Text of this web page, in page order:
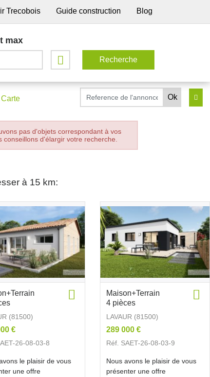
Trecobois Guide construction Blog
max
Carte
pas d'objets correspondant à vos
conseillons d'élargir votre recherche.
à 15 km:
(81500)
€
26-08-03-8
le plaisir de vous
une offre
Maison+Terrain
4 pièces
LAVAUR (81500)
289 000 €
Réf. SAET-26-08-03-9
Nous avons le plaisir de vous
présenter une offre